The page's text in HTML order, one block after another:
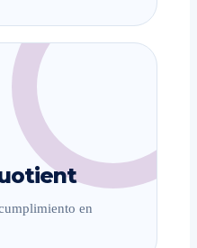
en